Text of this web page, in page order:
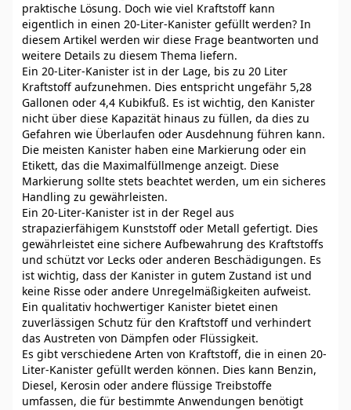
praktische Lösung. Doch wie viel Kraftstoff kann
eigentlich in einen 20-Liter-Kanister gefüllt werden? In
diesem Artikel werden wir diese Frage beantworten und
weitere Details zu diesem Thema liefern.
Ein 20-Liter-Kanister ist in der Lage, bis zu 20 Liter
Kraftstoff aufzunehmen. Dies entspricht ungefähr 5,28
Gallonen oder 4,4 Kubikfuß. Es ist wichtig, den Kanister
nicht über diese Kapazität hinaus zu füllen, da dies zu
Gefahren wie Überlaufen oder Ausdehnung führen kann.
Die meisten Kanister haben eine Markierung oder ein
Etikett, das die Maximalfüllmenge anzeigt. Diese
Markierung sollte stets beachtet werden, um ein sicheres
Handling zu gewährleisten.
Ein 20-Liter-Kanister ist in der Regel aus
strapazierfähigem Kunststoff oder Metall gefertigt. Dies
gewährleistet eine sichere Aufbewahrung des Kraftstoffs
und schützt vor Lecks oder anderen Beschädigungen. Es
ist wichtig, dass der Kanister in gutem Zustand ist und
keine Risse oder andere Unregelmäßigkeiten aufweist.
Ein qualitativ hochwertiger Kanister bietet einen
zuverlässigen Schutz für den Kraftstoff und verhindert
das Austreten von Dämpfen oder Flüssigkeit.
Es gibt verschiedene Arten von Kraftstoff, die in einen 20-
Liter-Kanister gefüllt werden können. Dies kann Benzin,
Diesel, Kerosin oder andere flüssige Treibstoffe
umfassen, die für bestimmte Anwendungen benötigt